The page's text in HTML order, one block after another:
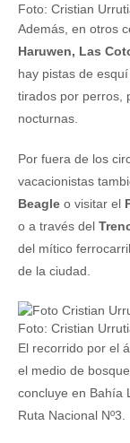
Foto: Cristian
Además, en otros
Haruwen, Las
hay pistas de
tirados por perros,
nocturnas.
Por fuera de los
vacacionistas
Beagle o visitar el
o a través del
del mítico
de la ciudad.
Foto: Cristian
El recorrido por el
el medio de
concluye en Bahía
Ruta Nacional Nº3.